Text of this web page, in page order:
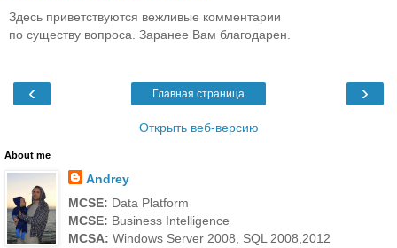
Здесь приветствуются вежливые комментарии
по существу вопроса. Заранее Вам благодарен.
‹ ›
Главная страница
Открыть веб-версию
About me
Andrey
MCSE: Data Platform
MCSE: Business Intelligence
MCSA: Windows Server 2008, SQL 2008,2012